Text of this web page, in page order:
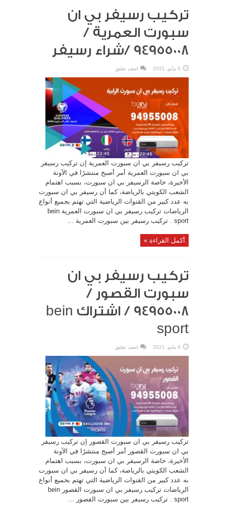
تركيب رسيفر بي ان
سبورت العمرية /
94955008 /شراء رسيفر
6 مايو، 2021 اضف تعليق
تركيب رسيفر بي ان سبورت العمرية إن تركيب رسيفر
بي ان سبورت العمرية أمر أصبح منتشرًا في الآونة
الأخيرة، خاصة الرسيفر بي ان سبورت، بسبب اهتمام
الشعب الكويتي بالرياضة، كما أن رسيفر بي ان سبورت
به عدد كبير من القنوات الرياضية التي تهتم بجميع أنواع
الرياضات تركيب رسيفر بي ان سبورت العمرية bein
sport . تركيب رسيفر بين سبورت العمرية ...
أكمل القراءة »
تركيب رسيفر بي ان
سبورت القصور /
94955008 / اشتراك bein
sport
6 مايو، 2021 اضف تعليق
تركيب رسيفر بي ان سبورت القصور إن تركيب رسيفر
بي ان سبورت القصور أمر أصبح منتشرًا في الآونة
الأخيرة، خاصة الرسيفر بي ان سبورت، بسبب اهتمام
الشعب الكويتي بالرياضة، كما أن رسيفر بي ان سبورت
به عدد كبير من القنوات الرياضية التي تهتم بجميع أنواع
الرياضات تركيب رسيفر بي ان سبورت القصور bein
sport . تركيب رسيفر بين سبورت القصور ...